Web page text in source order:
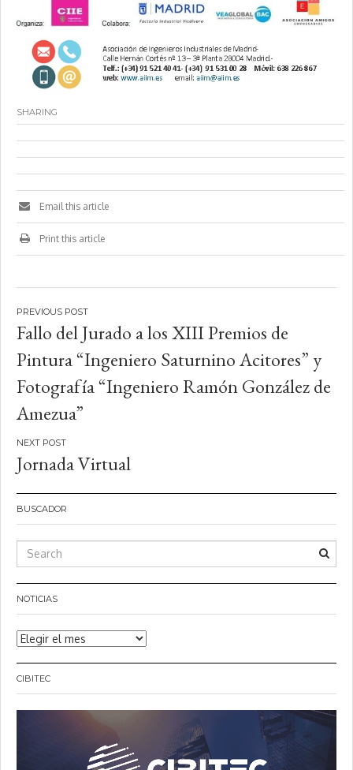
SHARING
Email this article
Print this article
Navegación
de
entradas
Fallo del Jurado a los XIII Premios de
Pintura “Ingeniero Saturnino Acitores” y
Fotografía “Ingeniero Ramón González de
Amezua”
Jornada Virtual
BUSCADOR
NOTICIAS
Noticias
CIBITEC